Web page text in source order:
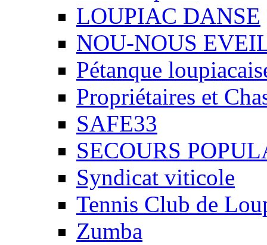
LOUPIAC DANSE
NOU-NOUS
Pétanque
Propriétaires et
SAFE33
SECOURS
Syndicat viticole
Tennis Club de
Zumba